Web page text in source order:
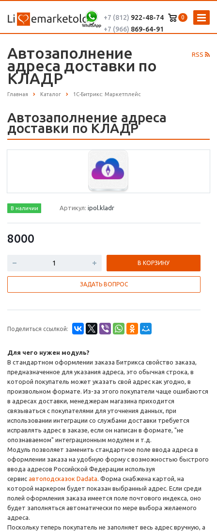
0
+7 (812) 922-48-74
+7 (966) 869-64-91
RSS
Автозаполнение
адреса доставки по
КЛАДР
Главная Каталог 1С-Битрикс: Маркетплейс
Автозаполнение адреса
доставки по КЛАДР
В наличии Артикул:ipol.kladr
8000
В КОРЗИНУ
ЗАДАТЬ ВОПРОС
Поделиться ссылкой:
Для чего нужен модуль?
В стандартном оформлении заказа Битрикса свойство заказа,
предназначенное для указания адреса, это обычная строка, в
которой покупатель может указать свой адрес как угодно, в
произвольном формате. Из-за этого покупатели чаще ошибаются
в адресах доставки, менеджерам магазина приходится
связываться с покупателями для уточнения данных, при
использовании интеграции со службами доставки требуется
исправлять адрес в заказе, если он написан в формате, "не
опознаваемом" интеграционным модулем и т.д.
Модуль позволяет заменить стандартное поле ввода адреса в
оформлении заказа на удобную форму с возможностью быстрого
ввода адресов Российской Федерации используя
сервис автоподсказок Dadata. Форма снабжена картой, на
которой маркером будет показан выбранный адрес. Если среди
полей оформления заказа имеется поле почтового индекса, оно
будет заполняться автоматически по мере выбора желаемого
адреса.
Поскольку теперь покупатель не заполняет весь адрес вручную, а